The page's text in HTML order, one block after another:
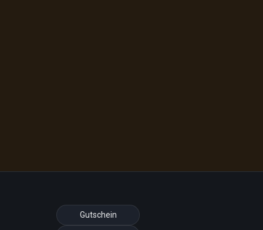
Gutschein